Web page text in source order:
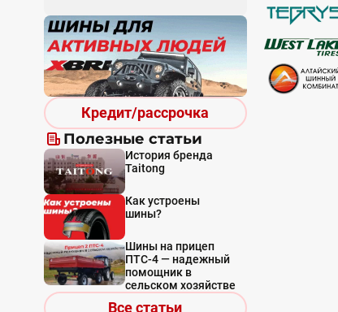
Кредит/рассрочка
Полезные статьи
История бренда
Taitong
Как устроены
шины?
Шины на прицеп
ПТС-4 — надежный
помощник в
сельском хозяйстве
Все статьи